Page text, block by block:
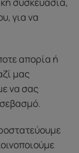
για να
απορία ή
μας
να σας